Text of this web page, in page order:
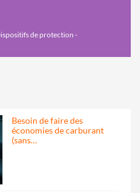
de protection -
Besoin de faire des
économies de carburant
(sans…